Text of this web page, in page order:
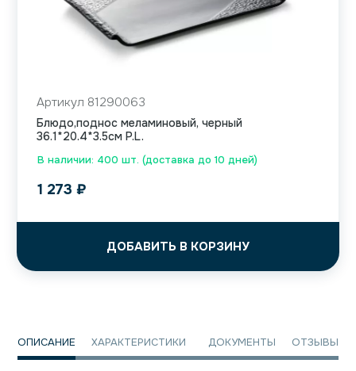
В наличии: 400 шт. (доставка до 10 дней)
Артикул 81290063
Блюдо,поднос меламиновый, черный
36.1*20.4*3.5см P.L.
1 273 ₽
ДОБАВИТЬ В КОРЗИНУ
ОПИСАНИЕ ХАРАКТЕРИСТИКИ ДОКУМЕНТЫ ОТЗЫВЫ